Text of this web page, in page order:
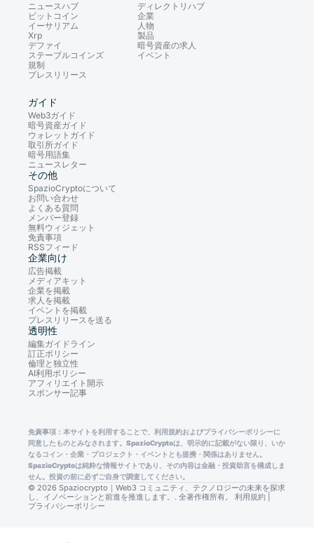
ニュースハブ
ビットコイン
イーサリアム
Xrp
デファイ
ステーブルコインズ
規制
プレスリリース
ディレクトリハブ
企業
人物
製品
暗号資産の求人
イベント
ガイド
Web3ガイド
暗号資産ガイド
ウォレットガイド
取引所ガイド
暗号用語集
ニュースレター
その他
SpazioCryptoについて
お問い合わせ
よくある質問
メンバー登録
無料ウィジェット
免責事項
RSSフィード
企業向け
広告掲載
メディアキット
企業を掲載
求人を掲載
イベントを掲載
プレスリリースを送る
透明性
編集ガイドライン
訂正ポリシー
倫理と独立性
AI利用ポリシー
アフィリエイト開示
スポンサー記事
免責事項：本サイトを利用することで、利用規約およびプライバシーポリシーに
同意したものとみなされます。SpazioCryptoは、明示的に記載がない限り、いか
なるコイン・企業・プロジェクト・イベントとも提携・関係はありません。
SpazioCryptoは純粋な情報サイトであり、その内容は金融・投資助言を構成しま
せん。投資の前に必ずご自身で調査してください。
© 2026 Spaziocrypto｜Web3 コミュニティ、テクノロジーの未来を探求
し、イノベーションと前進を推進します。. 全著作権所有。 利用規約
プライバシーポリシー